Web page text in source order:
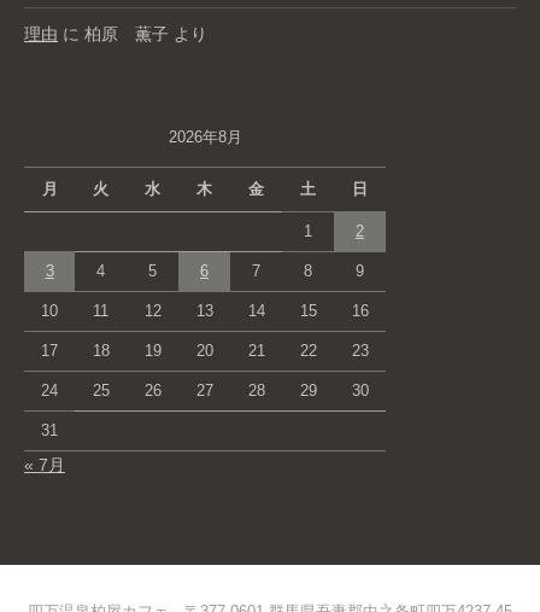
理由 に 柏原 薫子 より
2026年8月
月 火 水 木 金 土 日
1 2
3 4 5 6 7 8 9
10 11 12 13 14 15 16
17 18 19 20 21 22 23
24 25 26 27 28 29 30
31
« 7月